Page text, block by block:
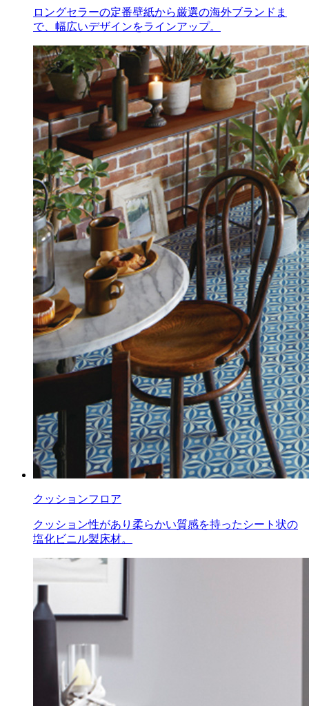
ロングセラーの定番壁紙から厳選の海外ブランドま
で、幅広いデザインをラインアップ。
クッションフロア
クッション性があり柔らかい質感を持ったシート状の
塩化ビニル製床材。